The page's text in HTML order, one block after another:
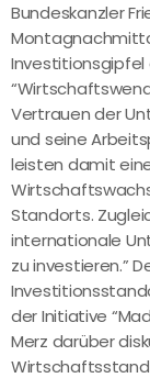
Bundeskanzler
Investitionsgipfel
Vertrauen der
und seine
leisten damit
Standorts.
internationale
zu investieren.”
der Initiative
Merz darüber